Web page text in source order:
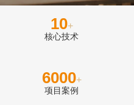
10+
核心技术
6000+
项目案例